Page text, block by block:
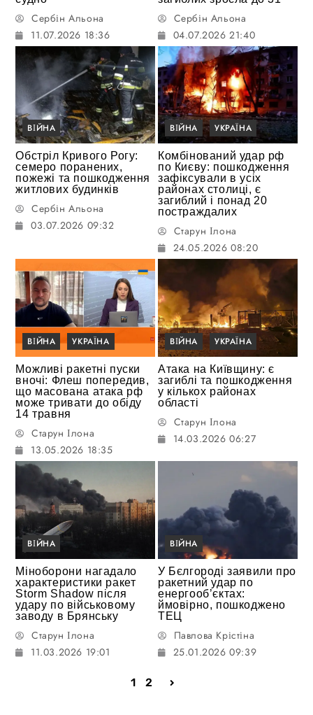
Сербін Альона
11.07.2026 18:36
Сербін Альона
04.07.2026 21:40
ВІЙНА
Обстріл Кривого Рогу:
семеро поранених,
пожежі та пошкодження
житлових будинків
Сербін Альона
03.07.2026 09:32
ВІЙНА УКРАЇНА
Комбінований удар рф
по Києву: пошкодження
зафіксували в усіх
районах столиці, є
загиблий і понад 20
постраждалих
Старун Ілона
24.05.2026 08:20
ВІЙНА УКРАЇНА
Можливі ракетні пуски
вночі: Флеш попередив,
що масована атака рф
може тривати до обіду
14 травня
Старун Ілона
13.05.2026 18:35
ВІЙНА УКРАЇНА
Атака на Київщину: є
загиблі та пошкодження
у кількох районах
області
Старун Ілона
14.03.2026 06:27
ВІЙНА
Міноборони нагадало
характеристики ракет
Storm Shadow після
удару по військовому
заводу в Брянську
Старун Ілона
11.03.2026 19:01
ВІЙНА
У Бєлгороді заявили про
ракетний удар по
енергооб’єктах:
ймовірно, пошкоджено
ТЕЦ
Павлова Крістіна
25.01.2026 09:39
1 2